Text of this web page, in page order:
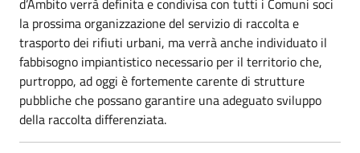
d’Ambito verrà definita e condivisa con tutti i Comuni soci
la prossima organizzazione del servizio di raccolta e
trasporto dei rifiuti urbani, ma verrà anche individuato il
fabbisogno impiantistico necessario per il territorio che,
purtroppo, ad oggi è fortemente carente di strutture
pubbliche che possano garantire una adeguato sviluppo
della raccolta differenziata.